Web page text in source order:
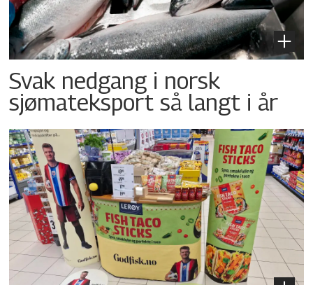
Svak nedgang i norsk
sjømateksport så langt i år